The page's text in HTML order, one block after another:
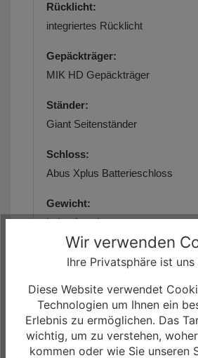
Rücklicht:
integriertes Rücklicht
Gepäckträger:
MIK HD Gepäckträger
Ständer:
Giant Seitenständer
Schloss:
Abus Xplus Batterieschloss
Gewicht:
keine Angaben
max. zulässiges
Geometriedaten:
siehe Artikelbilder/
Größe(n):
Wir verwenden
Ihre Privatsphäre ist
Diese Website verwendet
Technologien um Ihnen ein
Erlebnis zu ermöglichen. Das
wichtig, um zu verstehen,
kommen oder wie Sie unseren